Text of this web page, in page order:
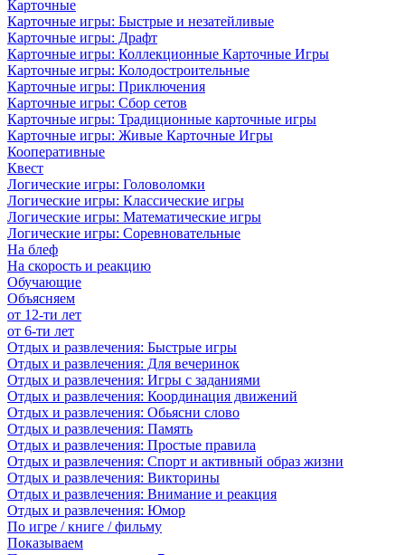
Карточные
Карточные игры: Быстрые и незатейливые
Карточные игры: Драфт
Карточные игры: Коллекционные Карточные Игры
Карточные игры: Колодостроительные
Карточные игры: Приключения
Карточные игры: Сбор сетов
Карточные игры: Традиционные карточные игры
Карточные игры: Живые Карточные Игры
Кооперативные
Квест
Логические игры: Головоломки
Логические игры: Классические игры
Логические игры: Математические игры
Логические игры: Соревновательные
На блеф
На скорость и реакцию
Обучающие
Объясняем
от 12-ти лет
от 6-ти лет
Отдых и развлечения: Быстрые игры
Отдых и развлечения: Для вечеринок
Отдых и развлечения: Игры с заданиями
Отдых и развлечения: Координация движений
Отдых и развлечения: Обьясни слово
Отдых и развлечения: Память
Отдых и развлечения: Простые правила
Отдых и развлечения: Спорт и активный образ жизни
Отдых и развлечения: Викторины
Отдых и развлечения: Внимание и реакция
Отдых и развлечения: Юмор
По игре / книге / фильму
Показываем